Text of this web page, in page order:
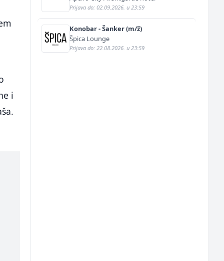
i
Prijava do: 02.09.2026. u 23:59
Konobar - Šanker (m/ž)
Špica Lounge
Prijava do: 22.08.2026. u 23:59